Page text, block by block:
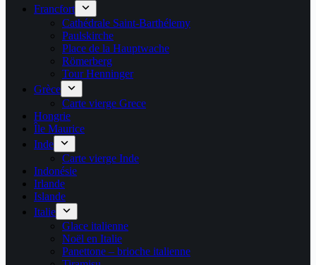
Francfort
Cathédrale Saint-Barthélemy
Paulskirche
Place de la Hauptwache
Römerberg
Tour Henninger
Grèce
Carte vierge Grece
Hongrie
Île Maurice
Inde
Carte vierge Inde
Indonésie
Irlande
Islande
Italie
Glace italienne
Noël en Italie
Panettone – brioche italienne